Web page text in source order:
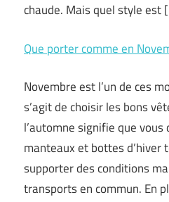
chaude. Mais quel style est
Que porter comme en
Novembre est l’un de ces
s’agit de choisir les bons
l’automne signifie que
manteaux et bottes d’hiver
supporter des conditions
transports en commun. En